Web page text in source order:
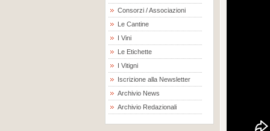
Consorzi / Associazioni
Le Cantine
I Vini
Le Etichette
I Vitigni
Iscrizione alla Newsletter
Archivio News
Archivio Redazionali